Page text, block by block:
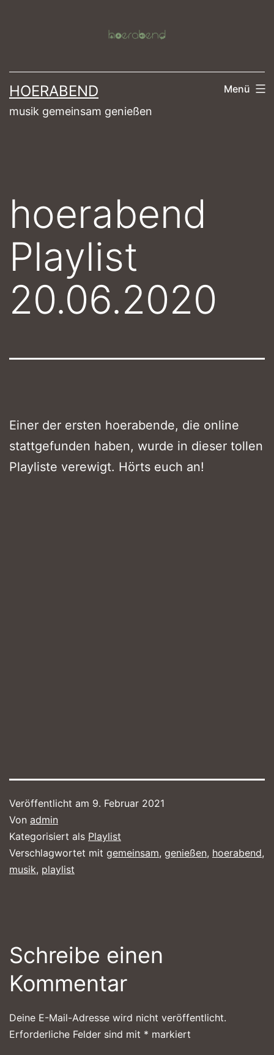
HOERABEND
musik gemeinsam genießen
Menü
hoerabend
Playlist
20.06.2020
Einer der ersten hoerabende, die online
stattgefunden haben, wurde in dieser tollen
Playliste verewigt. Hörts euch an!
Veröffentlicht am 9. Februar 2021
Von admin
Kategorisiert als Playlist
Verschlagwortet mit gemeinsam, genießen, hoerabend,
musik, playlist
Schreibe einen
Kommentar
Deine E-Mail-Adresse wird nicht veröffentlicht.
Erforderliche Felder sind mit * markiert